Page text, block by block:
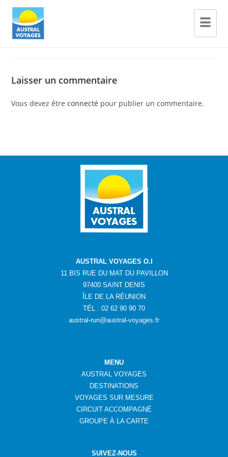
Laisser un commentaire
Vous devez êtreconnecté pour publier un commentaire.
AUSTRAL VOYAGES O.I
11 BIS RUE DU MAT DU PAVILLON
97400 SAINT DENIS
ÎLE DE LA RÉUNION
TÉL : 02 62 90 90 70
austral-run@austral-voyages.fr
MENU
AUSTRAL VOYAGES
DESTINATIONS
VOYAGES SUR MESURE
CIRCUIT ACCOMPAGNÉ
GROUPE À LA CARTE
SUIVEZ-NOUS